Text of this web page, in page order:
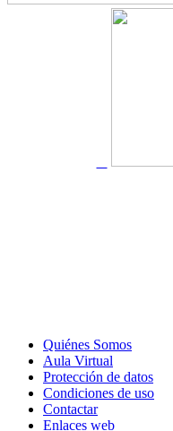
Quiénes Somos
Aula Virtual
Protección de datos
Condiciones de uso
Contactar
Enlaces web